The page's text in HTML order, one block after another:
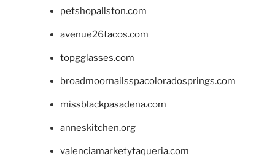
petshopallston.com
avenue26tacos.com
topgglasses.com
broadmoornailsspacoloradosprings.com
missblackpasadena.com
anneskitchen.org
valenciamarketytaqueria.com